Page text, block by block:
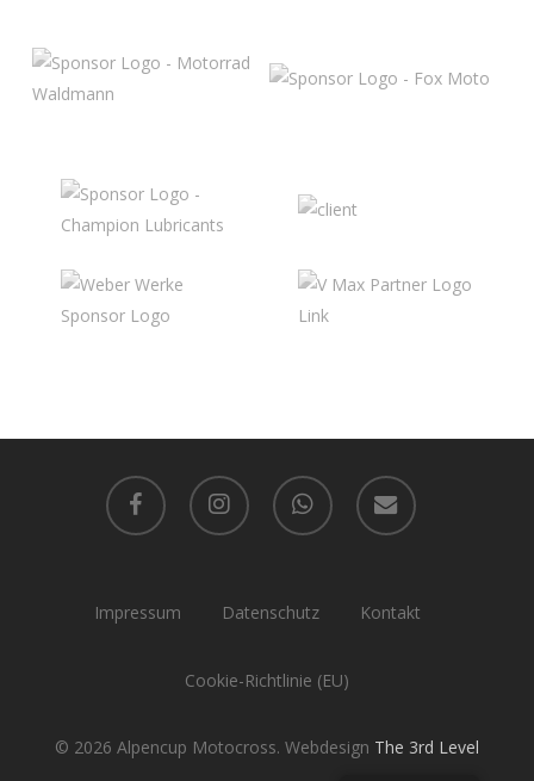
facebook instagram whatsapp email
Impressum Datenschutz Kontakt
Cookie-Richtlinie (EU)
© 2026 Alpencup Motocross. Webdesign The 3rd Level